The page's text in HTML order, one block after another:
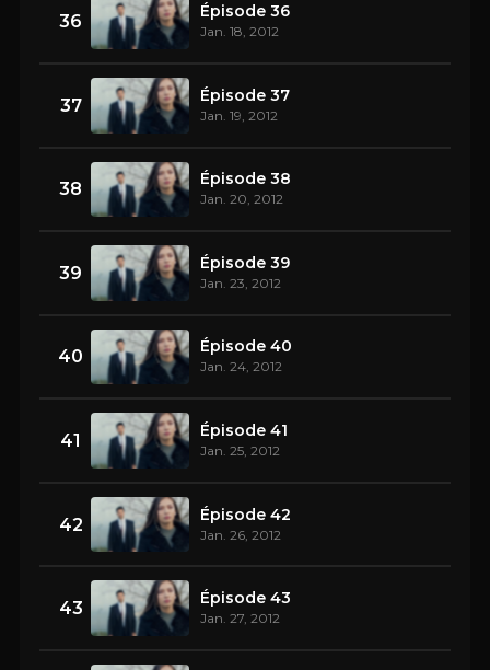
36 Épisode 36
Jan. 18, 2012
37 Épisode 37
Jan. 19, 2012
38 Épisode 38
Jan. 20, 2012
39 Épisode 39
Jan. 23, 2012
40 Épisode 40
Jan. 24, 2012
41 Épisode 41
Jan. 25, 2012
42 Épisode 42
Jan. 26, 2012
43 Épisode 43
Jan. 27, 2012